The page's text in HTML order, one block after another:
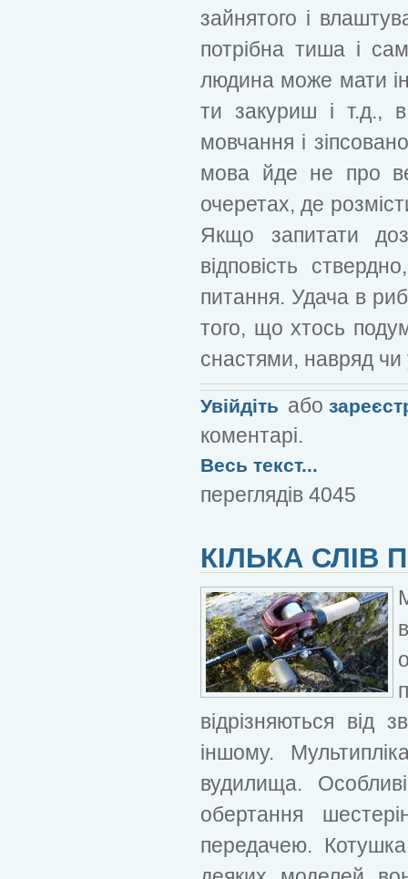
зайнятого і
потрібна тиша і
людина може мати
ти закуриш і т.д.,
мовчання і
мова йде не про
очеретах, де
Якщо запитати
відповість
питання. Удача в
того, що хтось
снастями, навряд чи
Увійдіть або
коментарі.
Весь текст...
переглядів 4045
КІЛЬКА СЛІВ
відрізняються від
іншому.
вудилища.
обертання
передачею.